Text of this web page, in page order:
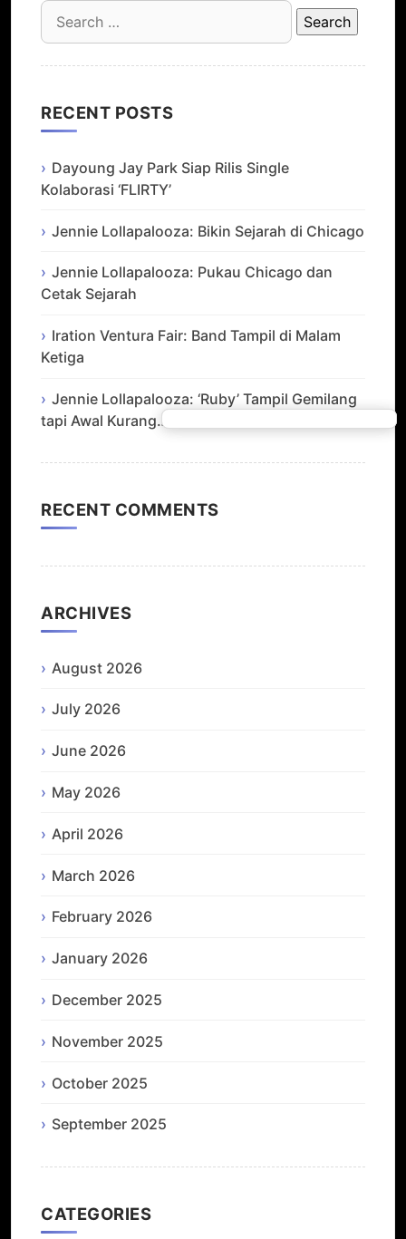
Search
for:
RECENT POSTS
Dayoung Jay Park Siap Rilis Single
Kolaborasi ‘FLIRTY’
Jennie Lollapalooza: Bikin Sejarah di Chicago
Jennie Lollapalooza: Pukau Chicago dan
Cetak Sejarah
Iration Ventura Fair: Band Tampil di Malam
Ketiga
Jennie Lollapalooza: ‘Ruby’ Tampil Gemilang
tapi Awal Kurang…
RECENT COMMENTS
ARCHIVES
August 2026
July 2026
June 2026
May 2026
April 2026
March 2026
February 2026
January 2026
December 2025
November 2025
October 2025
September 2025
CATEGORIES